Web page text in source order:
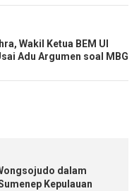
Wakil Ketua BEM UI
Adu Argumen soal MBG
dalam
Kepulauan